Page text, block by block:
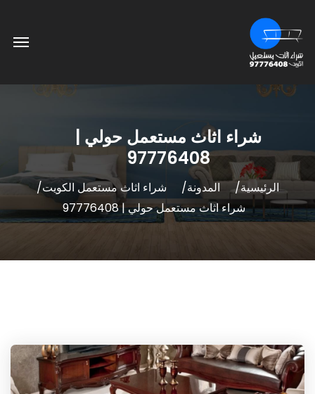
شراء اثاث مستعمل حولي |
97776408
الرئيسية المدونة
شراء اثاث مستعمل الكويت
شراء اثاث مستعمل حولي | 97776408